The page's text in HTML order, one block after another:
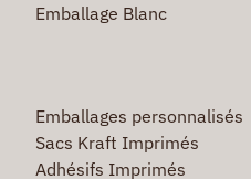
Emballage Blanc
Emballages personnalisés
Sacs Kraft Imprimés
Adhésifs Imprimés